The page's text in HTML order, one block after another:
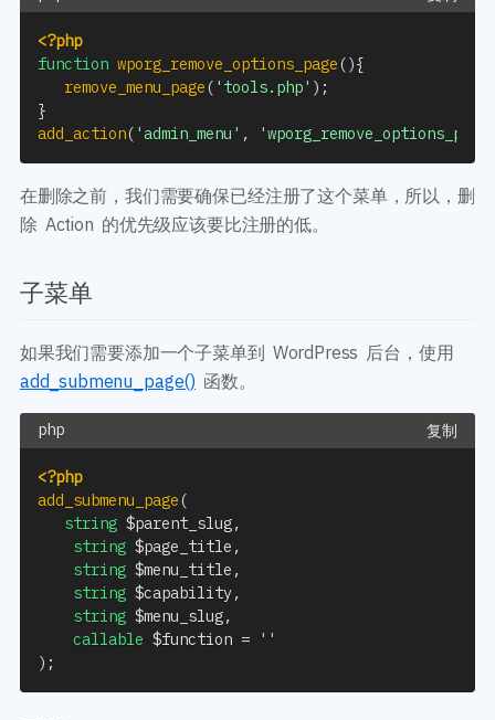
<?php
function wporg_remove_options_page(){
remove_menu_page( 'tools.php' ) ;
}
add_action( 'admin_menu' ,
在删除之前，我们需要确保已经注册了这个菜单，所以，删
除 Action 的优先级应该要比注册的低。
子菜单
如果我们需要添加一个子菜单到 WordPress 后台，使用
add_submenu_page() 函数。
复制
<?php
add_submenu_page(
string $parent_slug,
string $page_title ,
string $menu_title ,
string $capability,
string $menu_slug,
callable $function =
''
) ;